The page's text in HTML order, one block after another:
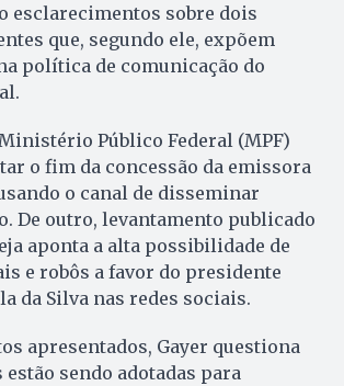
esclarecimentos sobre dois
que, segundo ele, expõem
política de comunicação do
Público Federal (MPF)
o fim da concessão da emissora
o canal de disseminar
De outro, levantamento publicado
aponta a alta possibilidade de
e robôs a favor do presidente
da Silva nas redes sociais.
apresentados, Gayer questiona
sendo adotadas para